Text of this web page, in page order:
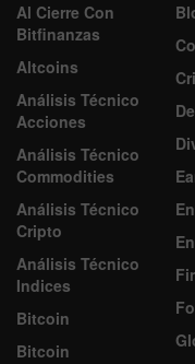
Al Cierre Con
Bitfinanzas
Altcoins
Análisis Técnico
Acciones
Análisis Técnico
Commodities
Análisis Técnico
Cripto
Análisis Técnico
Indices
Bitcoin
Bitcoin